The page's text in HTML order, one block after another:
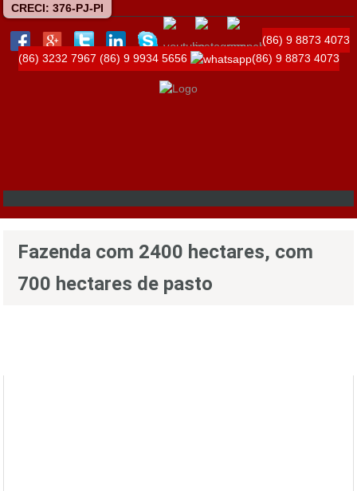
CRECI: 376-PJ-PI
(86) 9 8873 4073
(86) 3232 7967 (86) 9 9934 5656 (86) 9 8873 4073
Fazenda com 2400 hectares, com
700 hectares de pasto